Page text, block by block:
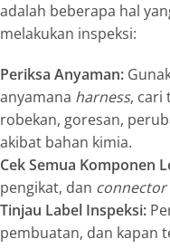
adalah beberapa hal
melakukan inspeksi:
Periksa Anyaman:
anyamana harness, cari
robekan, goresan,
akibat bahan kimia.
Cek Semua Komponen
pengikat, dan connector
Tinjau Label Inspeksi:
pembuatan, dan kapan